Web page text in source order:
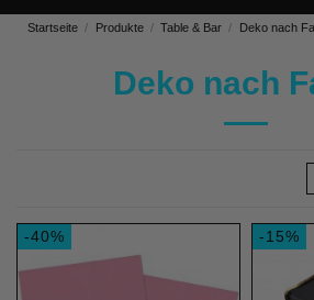
Startseite Produkte Table & Bar Deko nach
Deko nach
-40% -15%